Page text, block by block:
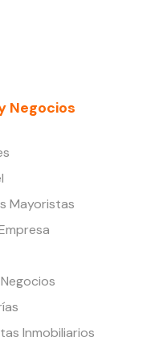
Negocios
Mayoristas
Inmobiliarios